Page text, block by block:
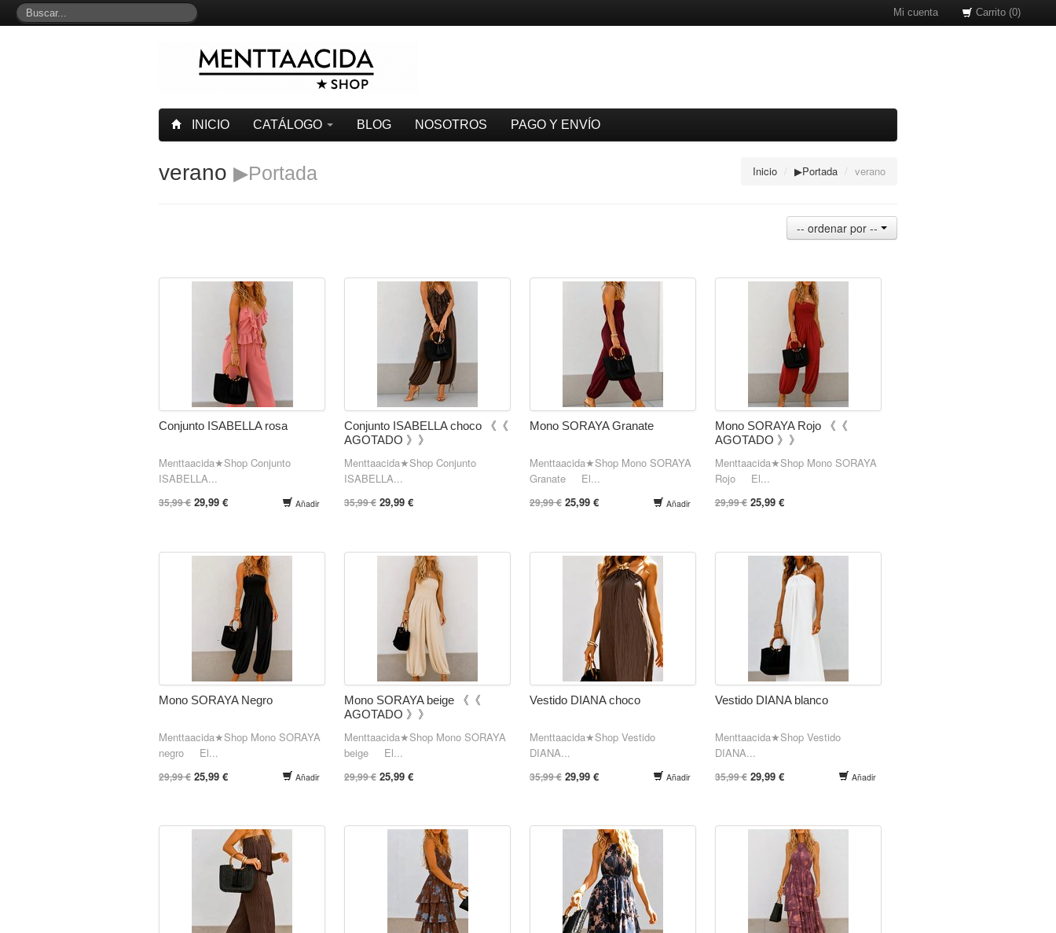
Mi cuenta Carrito (0)
INICIO CATÁLOGO BLOG NOSOTROS PAGO Y ENVÍO
Inicio / ▶Portada / verano
verano ▶Portada
-- ordenar por --
Conjunto ISABELLA rosa
Menttaacida★Shop Conjunto
ISABELLA...
35,99 € 29,99 € Añadir
Conjunto ISABELLA choco 《《
AGOTADO 》》
Menttaacida★Shop Conjunto
ISABELLA...
35,99 €29,99 €
Mono SORAYA Granate
Menttaacida★Shop Mono SORAYA
Granate El...
29,99 €25,99 € Añadir
Mono SORAYA Rojo 《《
AGOTADO 》》
Menttaacida★Shop Mono SORAYA
Rojo El...
29,99 €25,99 €
Mono SORAYA Negro
Menttaacida★Shop Mono SORAYA
negro El...
29,99 € 25,99 € Añadir
Mono SORAYA beige 《《
AGOTADO 》》
Menttaacida★Shop Mono SORAYA
beige El...
29,99 €25,99 €
Vestido DIANA choco
Menttaacida★Shop Vestido
DIANA...
35,99 €29,99 € Añadir
Vestido DIANA blanco
Menttaacida★Shop Vestido
DIANA...
35,99 €29,99 € Añadir